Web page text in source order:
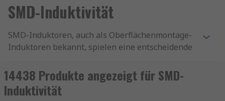
SMD-Induktivität
SMD-Induktoren, auch als Oberflächenmontage-
Induktoren bekannt, spielen eine entscheidende
verschiedene Arten von SMD-Induktoren.
Darunter sind Keramik-Induktoren, die für hohe
Frequenzen benutzt werden können, Ferrit-
14438 Produkte angezeigt für SMD-
Induktivität